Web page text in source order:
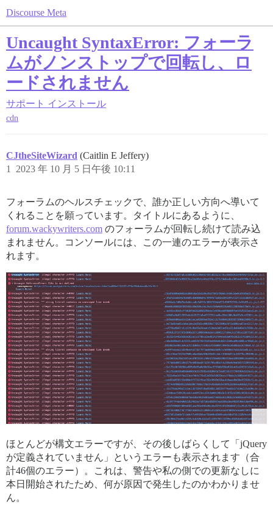
Discourse Meta
Uncaught SyntaxError: フォーラ
ムがノンストップで回転し、ロ
ードされません
サポート インストール
cdn
CJtheSiteWizard (Caitlin E Jeffery)
2023 年 10 月 5 日午後 10:11
1
フォーラムのヘルスチェックで、誰か正しい方向へ導いて
くれることを願っています。タイトルにあるように、
forum.wackywriters.com のフォーラムが回転し続けて読み込
まれません。コンソールには、この一連のエラーが表示さ
れます。
ほとんどが構文エラーですが、その後しばらくして「jQuery
が定義されていません」というエラーも表示されます（合
計46個のエラー）。これは、警告や私の側での更新なしに
本日開始されたため、何が原因で発生したのかわかりませ
ん。